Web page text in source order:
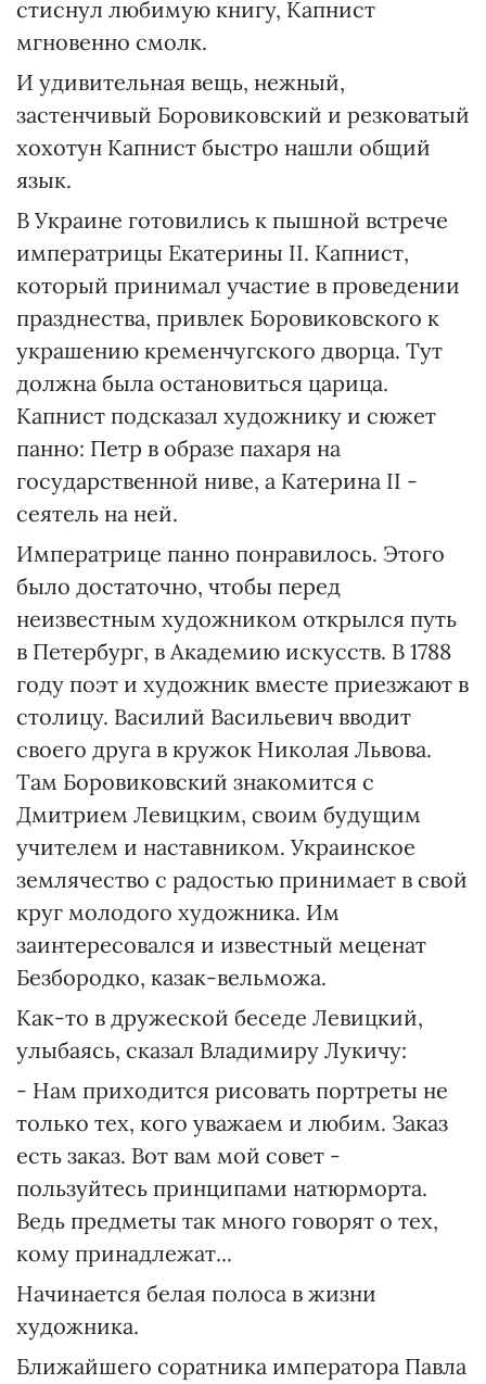
стиснул любимую книгу, Капнист
мгновенно смолк.
И удивительная вещь, нежный,
застенчивый Боровиковский и резковатый
хохотун Капнист быстро нашли общий
язык.
В Украине готовились к пышной встрече
императрицы Екатерины ІІ. Капнист,
который принимал участие в проведении
празднества, привлек Боровиковского к
украшению кременчугского дворца. Тут
должна была остановиться царица.
Капнист подсказал художнику и сюжет
панно: Петр в образе пахаря на
государственной ниве, а Катерина ІІ -
сеятель на ней.
Императрице панно понравилось. Этого
было достаточно, чтобы перед
неизвестным художником открылся путь
в Петербург, в Академию искусств. В 1788
году поэт и художник вместе приезжают в
столицу. Василий Васильевич вводит
своего друга в кружок Николая Львова.
Там Боровиковский знакомится с
Дмитрием Левицким, своим будущим
учителем и наставником. Украинское
землячество с радостью принимает в свой
круг молодого художника. Им
заинтересовался и известный меценат
Безбородко, казак-вельможа.
Как-то в дружеской беседе Левицкий,
улыбаясь, сказал Владимиру Лукичу:
- Нам приходится рисовать портреты не
только тех, кого уважаем и любим. Заказ
есть заказ. Вот вам мой совет -
пользуйтесь принципами натюрморта.
Ведь предметы так много говорят о тех,
кому принадлежат...
Начинается белая полоса в жизни
художника.
Ближайшего соратника императора Павла